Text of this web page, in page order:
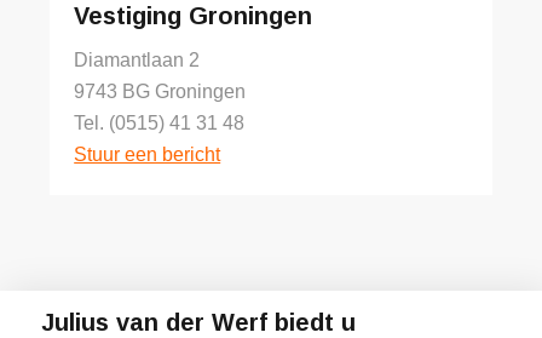
Vestiging Groningen
Diamantlaan 2
9743 BG Groningen
Tel. (0515) 41 31 48
Stuur een bericht
Julius van der Werf biedt u